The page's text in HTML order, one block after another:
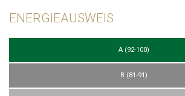
ENERGIEAUSWEIS
A (92-100)
B (81-91)